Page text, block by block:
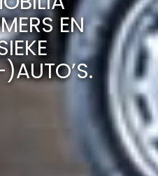
EN